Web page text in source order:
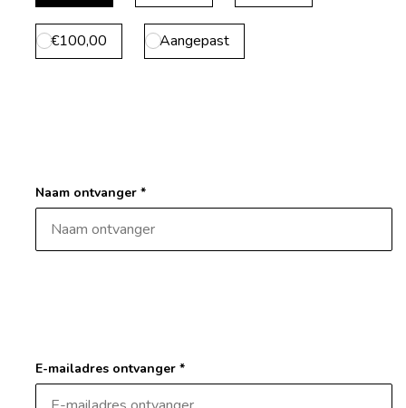
€100,00 Aangepast
Naam ontvanger *
E-mailadres ontvanger *